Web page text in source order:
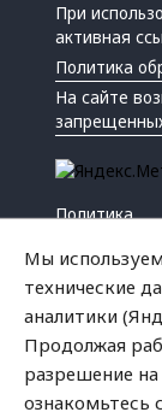
При
активная
Политика
На сайте
Политика
Криминал
Мы
технические
аналитики
Продолжая
разрешение
ознакомьтесь